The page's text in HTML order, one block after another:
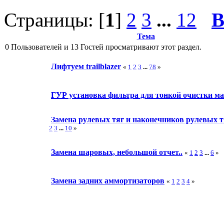
Страницы: [1] 2 3 ... 12
Тема
0 Пользователей и 13 Гостей просматривают этот раздел.
Лифтуем trailblazer « 1 2 3 ... 78 »
ГУР установка фильтра для тонкой очистки
Замена рулевых тяг и наконечников рулевых
2 3 ... 10 »
Замена шаровых, небольшой отчет.. « 1 2 3 ... 6 »
Замена задних аммортизаторов « 1 2 3 4 »